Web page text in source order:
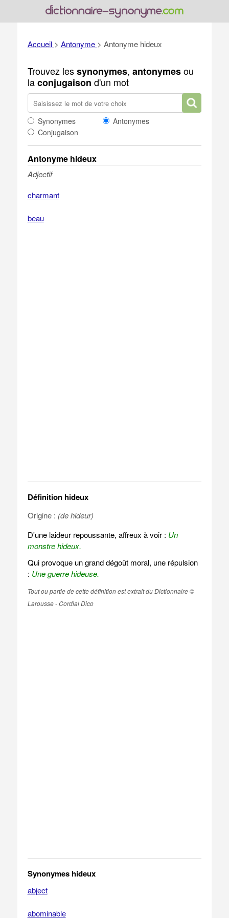
Accueil > Antonyme > Antonyme hideux
Trouvez lessynonymes, antonymesou
laconjugaison d'un mot
Synonymes
Antonymes
Conjugaison
Antonyme hideux
Adjectif
charmant
beau
Définition hideux
Origine : (de hideur)
D'une laideur repoussante, affreux à voir : Un
monstre hideux.
Qui provoque un grand dégoût moral, une répulsion
: Une guerre hideuse.
Tout ou partie de cette définition est extrait du Dictionnaire ©
Larousse - Cordial Dico
Synonymes hideux
abject
abominable